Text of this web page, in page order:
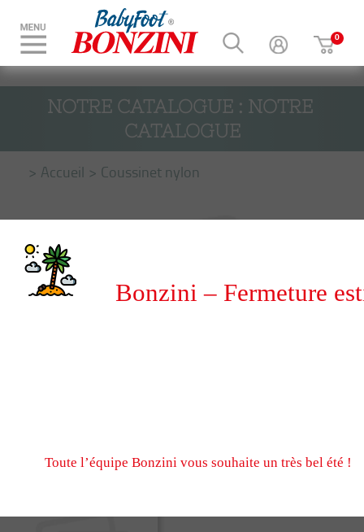
NOTRE CATALOGUE : NOTRE
CATALOGUE
Accueil Coussinet nylon
Bonzini – Fermeture
Toute l’équipe Bonzini vous souhaite un très bel été !